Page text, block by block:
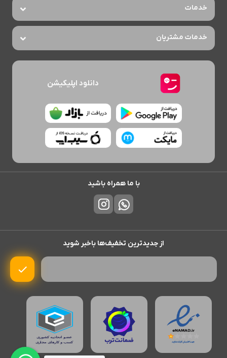
خدمات
خدمات مشتریان
دانلود اپلیکیشن
با ما همراه باشید
از جدیدترین تخفیف‌ها باخبر شوید